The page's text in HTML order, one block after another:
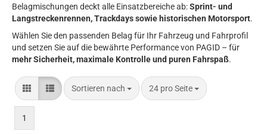
Belagmischungen deckt alle Einsatzbereiche ab:Sprint- und
Langstreckenrennen, Trackdays sowie historischen Motorsport.
Wählen Sie den passenden Belag für Ihr Fahrzeug und Fahrprofil
und setzen Sie auf die bewährte Performance von PAGID – für
mehr Sicherheit, maximale Kontrolle und puren Fahrspaß.
Sortieren nach
Sortieren nach 24 pro Seite
pro Seite
1